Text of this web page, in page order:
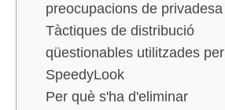
preocupacions de privadesa
Tàctiques de distribució
qüestionables utilitzades per
SpeedyLook
Per què s'ha d'eliminar